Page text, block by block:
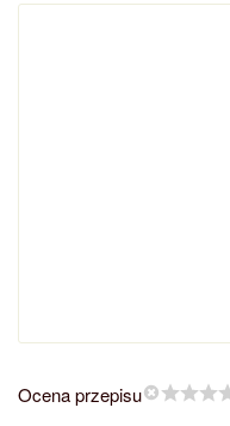
Ocena przepisu